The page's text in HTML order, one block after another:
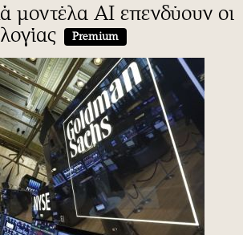
μοντέλα AI επενδύουν οι
Premium